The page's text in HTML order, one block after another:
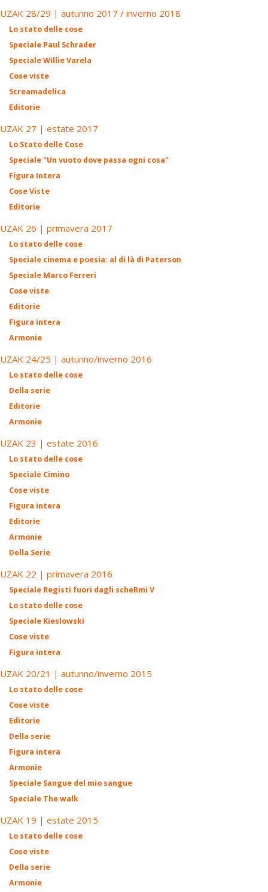
UZAK 28/29 | autunno 2017 / inverno 2018
Lo stato delle cose
Speciale Paul Schrader
Speciale Willie Varela
Cose viste
Screamadelica
Editorie
UZAK 27 | estate 2017
Lo Stato delle Cose
Speciale "Un vuoto dove passa ogni cosa"
Figura Intera
Cose Viste
Editorie
UZAK 26 | primavera 2017
Lo stato delle cose
Speciale cinema e poesia: al di là di Paterson
Speciale Marco Ferreri
Cose viste
Editorie
Figura intera
Armonie
UZAK 24/25 | autunno/inverno 2016
Lo stato delle cose
Della serie
Editorie
Armonie
UZAK 23 | estate 2016
Lo stato delle cose
Speciale Cimino
Cose viste
Figura intera
Editorie
Armonie
Della Serie
UZAK 22 | primavera 2016
Speciale Registi fuori dagli scheRmi V
Lo stato delle cose
Speciale Kieslowski
Cose viste
Figura intera
UZAK 20/21 | autunno/inverno 2015
Lo stato delle cose
Cose viste
Editorie
Della serie
Figura intera
Armonie
Speciale Sangue del mio sangue
Speciale The walk
UZAK 19 | estate 2015
Lo stato delle cose
Cose viste
Della serie
Armonie